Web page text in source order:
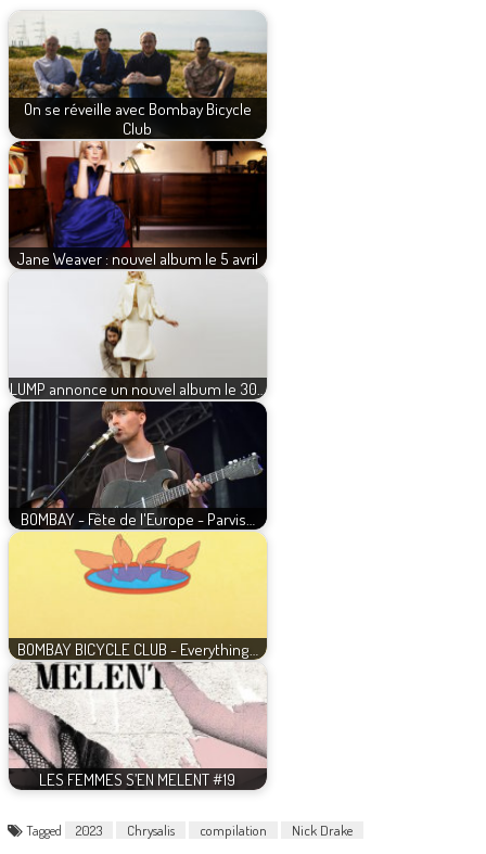
On se réveille avec Bombay Bicycle
Club
Jane Weaver : nouvel album le 5 avril
LUMP annonce un nouvel album le 30…
BOMBAY - Fête de l'Europe - Parvis…
BOMBAY BICYCLE CLUB - Everything…
LES FEMMES S’EN MELENT #19
Tagged 2023 Chrysalis compilation Nick Drake